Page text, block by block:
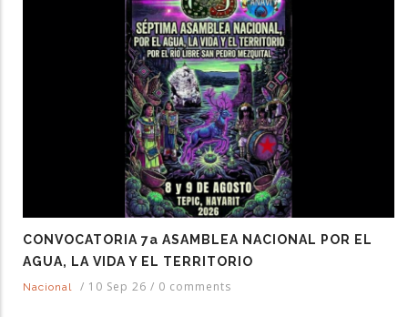
CONVOCATORIA 7a ASAMBLEA NACIONAL POR EL
AGUA, LA VIDA Y EL TERRITORIO
Nacional / 10 Sep 26 / 0 comments